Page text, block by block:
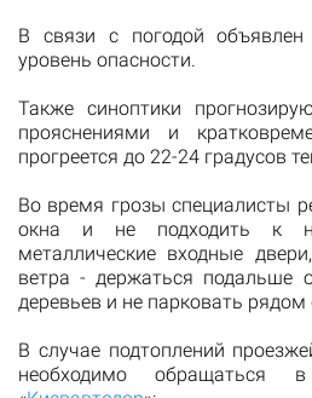
В связи с погодой
уровень опасности.
Также синоптики
прояснениями и
прогреется до 22-24 градусов
Во время грозы специалисты
окна и не подходить к
металлические входные
ветра - держаться подальше
деревьев и не парковать
В случае подтоплений
необходимо обращаться